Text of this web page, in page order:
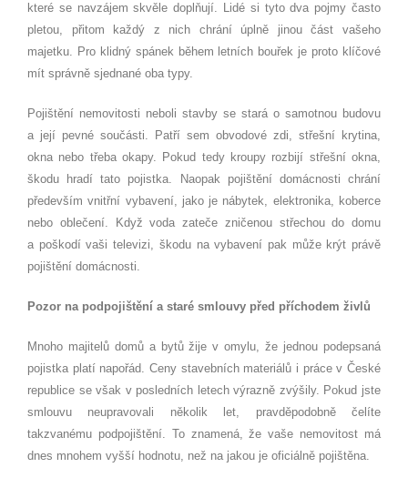
které se navzájem skvěle doplňují. Lidé si tyto dva pojmy často
pletou, přitom každý z nich chrání úplně jinou část vašeho
majetku. Pro klidný spánek během letních bouřek je proto klíčové
mít správně sjednané oba typy.
Pojištění nemovitosti neboli stavby se stará o samotnou budovu
a její pevné součásti. Patří sem obvodové zdi, střešní krytina,
okna nebo třeba okapy. Pokud tedy kroupy rozbijí střešní okna,
škodu hradí tato pojistka. Naopak pojištění domácnosti chrání
především vnitřní vybavení, jako je nábytek, elektronika, koberce
nebo oblečení. Když voda zateče zničenou střechou do domu
a poškodí vaši televizi, škodu na vybavení pak může krýt právě
pojištění domácnosti.
Pozor na podpojištění a staré smlouvy před příchodem živlů
Mnoho majitelů domů a bytů žije v omylu, že jednou podepsaná
pojistka platí napořád. Ceny stavebních materiálů i práce v České
republice se však v posledních letech výrazně zvýšily. Pokud jste
smlouvu neupravovali několik let, pravděpodobně čelíte
takzvanému podpojištění. To znamená, že vaše nemovitost má
dnes mnohem vyšší hodnotu, než na jakou je oficiálně pojištěna.